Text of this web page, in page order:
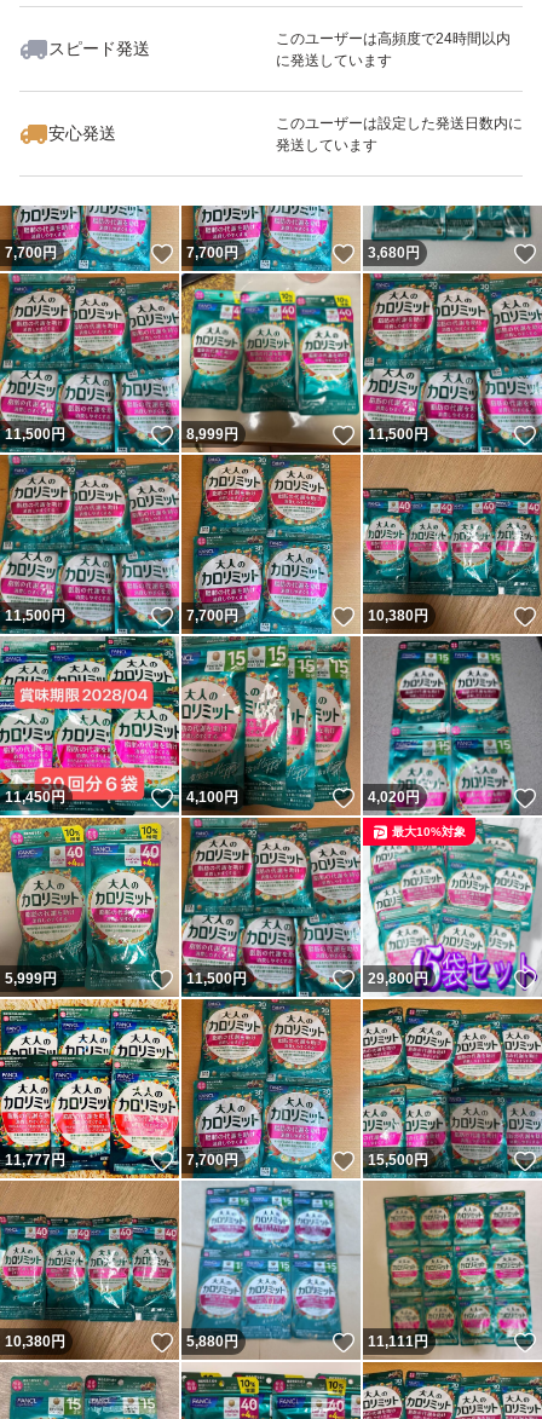
スピード発送
このユーザーは高頻度で24時間以内
に発送しています
安心発送
このユーザーは設定した発送日数内に
発送しています
いいね！
8,090
7,700円 いいね！
7,700円 いいね！
3,680円
11,500円 いいね！
8,999円 いいね！
11,500円
11,500円 いいね！
7,700円 いいね！
10,380円
11,450円 いいね！
4,100円 いいね！
4,020円
5,999円 いいね！
11,500円 いいね！
29,800円
最大10%対象
11,777円 いいね！
7,700円 いいね！
15,500円
10,380円 いいね！
5,880円 いいね！
11,111円